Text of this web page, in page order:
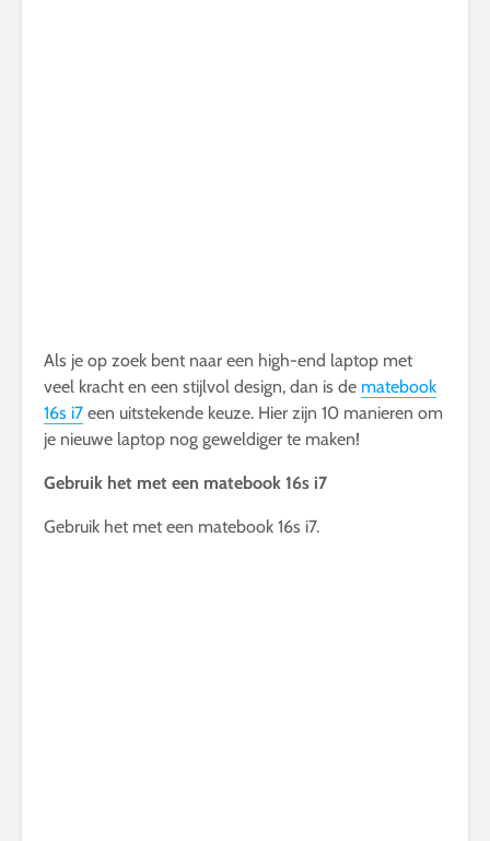
Als je op zoek bent naar een high-end laptop met
veel kracht en een stijlvol design, dan is de matebook
16s i7 een uitstekende keuze. Hier zijn 10 manieren om
je nieuwe laptop nog geweldiger te maken!
Gebruik het met een matebook 16s i7
Gebruik het met een matebook 16s i7.